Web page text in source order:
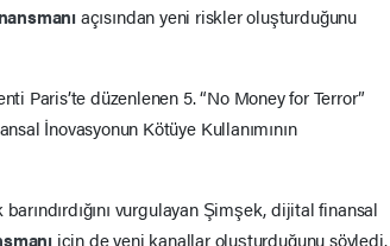
açısından yeni riskler oluşturduğunu
Paris’te düzenlenen 5. “No Money for Terror”
İnovasyonun Kötüye Kullanımının
vurgulayan Şimşek, dijital finansal
için de yeni kanallar oluşturduğunu söyledi.